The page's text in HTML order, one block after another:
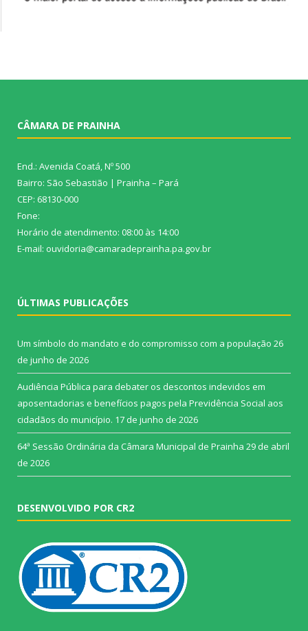
CÂMARA DE PRAINHA
End.: Avenida Coatá, Nº 500
Bairro: São Sebastião | Prainha – Pará
CEP: 68130-000
Fone:
Horário de atendimento: 08:00 às 14:00
E-mail: ouvidoria@camaradeprainha.pa.gov.br
ÚLTIMAS PUBLICAÇÕES
Um símbolo do mandato e do compromisso com a população 26
de junho de 2026
Audiência Pública para debater os descontos indevidos em
aposentadorias e benefícios pagos pela Previdência Social aos
cidadãos do município. 17 de junho de 2026
64ª Sessão Ordinária da Câmara Municipal de Prainha 29 de abril
de 2026
DESENVOLVIDO POR CR2